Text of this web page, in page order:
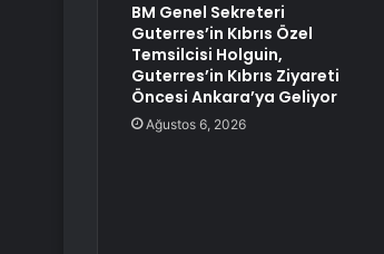
BM Genel Sekreteri
Guterres’in Kıbrıs Özel
Temsilcisi Holguin,
Guterres’in Kıbrıs Ziyareti
Öncesi Ankara’ya Geliyor
Ağustos 6, 2026